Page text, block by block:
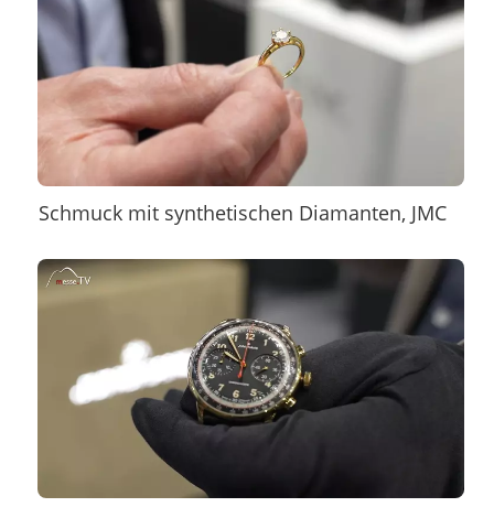
Schmuck mit synthetischen Diamanten, JMC